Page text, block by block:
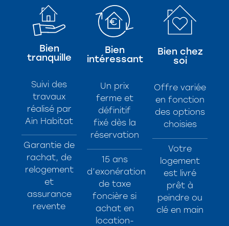
Bien
tranquille
Suivi des
travaux
réalisé par
Ain Habitat
Garantie de
rachat, de
relogement
et
assurance
revente
Bien
intéressant
Un prix
ferme et
définitif
fixé dès la
réservation
15 ans
d’exonération
de taxe
foncière si
achat en
location-
Bien chez
soi
Offre variée
en fonction
des options
choisies
Votre
logement
est livré
prêt à
peindre ou
clé en main